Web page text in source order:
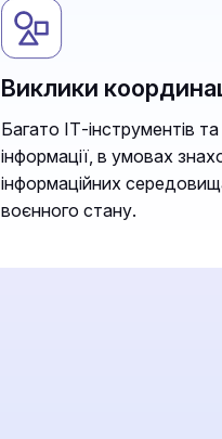
Виклики
Багато ІТ-інструментів
інформації, в умовах
інформаційних
воєнного стану.